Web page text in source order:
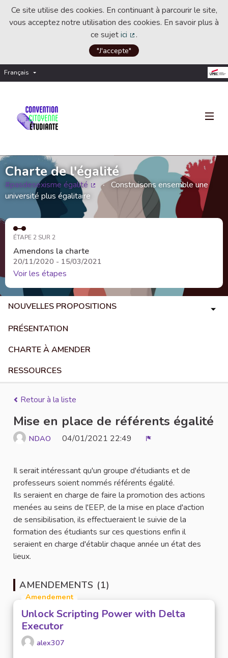
Ce site utilise des cookies. En continuant à parcourir le site,
vous acceptez notre utilisation des cookies. En savoir plus à
ce sujetici
(Lien externe)
.
"J'accepte"
Français Choisir la langue
Charte de l'égalité
#pasdesexisme égalité
(Lien externe)
Construisons ensemble une
université plus égalitaire
ÉTAPE 2 SUR 2
Amendons la charte
20/11/2020 - 15/03/2021
Voir les étapes
NOUVELLES PROPOSITIONS
PRÉSENTATION
CHARTE À AMENDER
RESSOURCES
Retour à la liste
Mise en place de référents égalité
NDAO 04/01/2021 22:49
Il serait intéressant qu'un groupe d'étudiants et de
professeurs soient nommés référents égalité.
Ils seraient en charge de faire la promotion des actions
menées au seins de l'EEP, de la mise en place d'action
de sensibilisation, ils effectueraient le suivie de la
formation des étudiants sur ces questions enfin il
seraient en charge d'établir chaque année un état des
lieux.
AMENDEMENTS (1)
Amendement
Unlock Scripting Power with Delta
Executor
alex307